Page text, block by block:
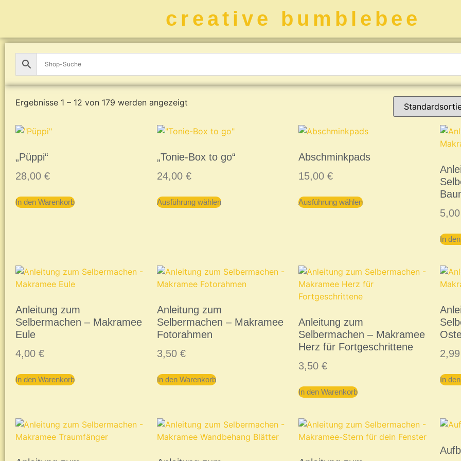
creative bumblebee
Ergebnisse 1 – 12 von 179 werden angezeigt
„Püppi“
28,00 €
In den Warenkorb
„Tonie-Box to go“
24,00 €
Ausführung wählen
Abschminkpads
15,00 €
Ausführung wählen
5,00
In
Anleitung zum
Selbermachen – Makramee
Eule
4,00 €
In den Warenkorb
Anleitung zum
Selbermachen – Makramee
Fotorahmen
3,50 €
In den Warenkorb
Anleitung zum
Selbermachen – Makramee
Herz für Fortgeschrittene
3,50 €
In den Warenkorb
2,99
In